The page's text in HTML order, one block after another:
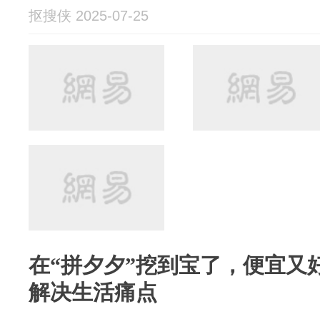
抠搜侠 2025-07-25
在“拼夕夕”挖到宝了，便宜又
解决生活痛点